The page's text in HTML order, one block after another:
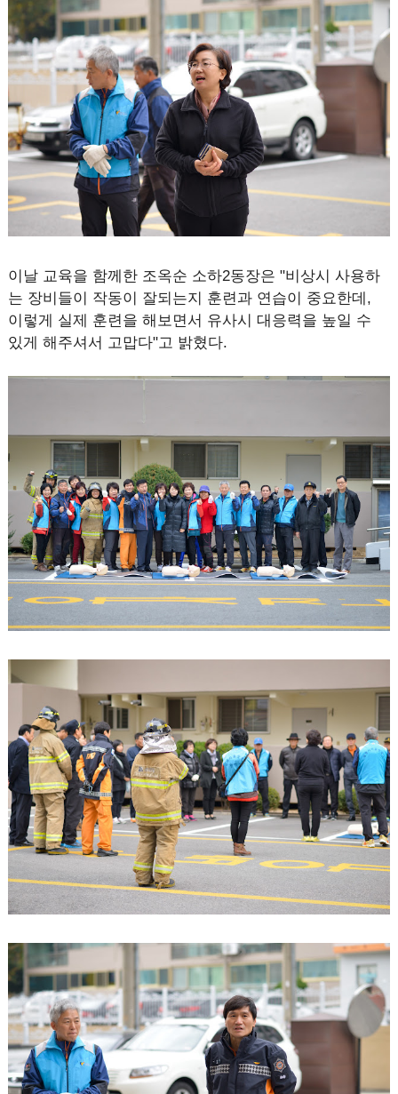
이날 교육을 함께한 조옥순 소하2동장은 "비상시 사용하
는 장비들이 작동이 잘되는지 훈련과 연습이 중요한데,
이렇게 실제 훈련을 해보면서 유사시 대응력을 높일 수
있게 해주셔서 고맙다"고 밝혔다.